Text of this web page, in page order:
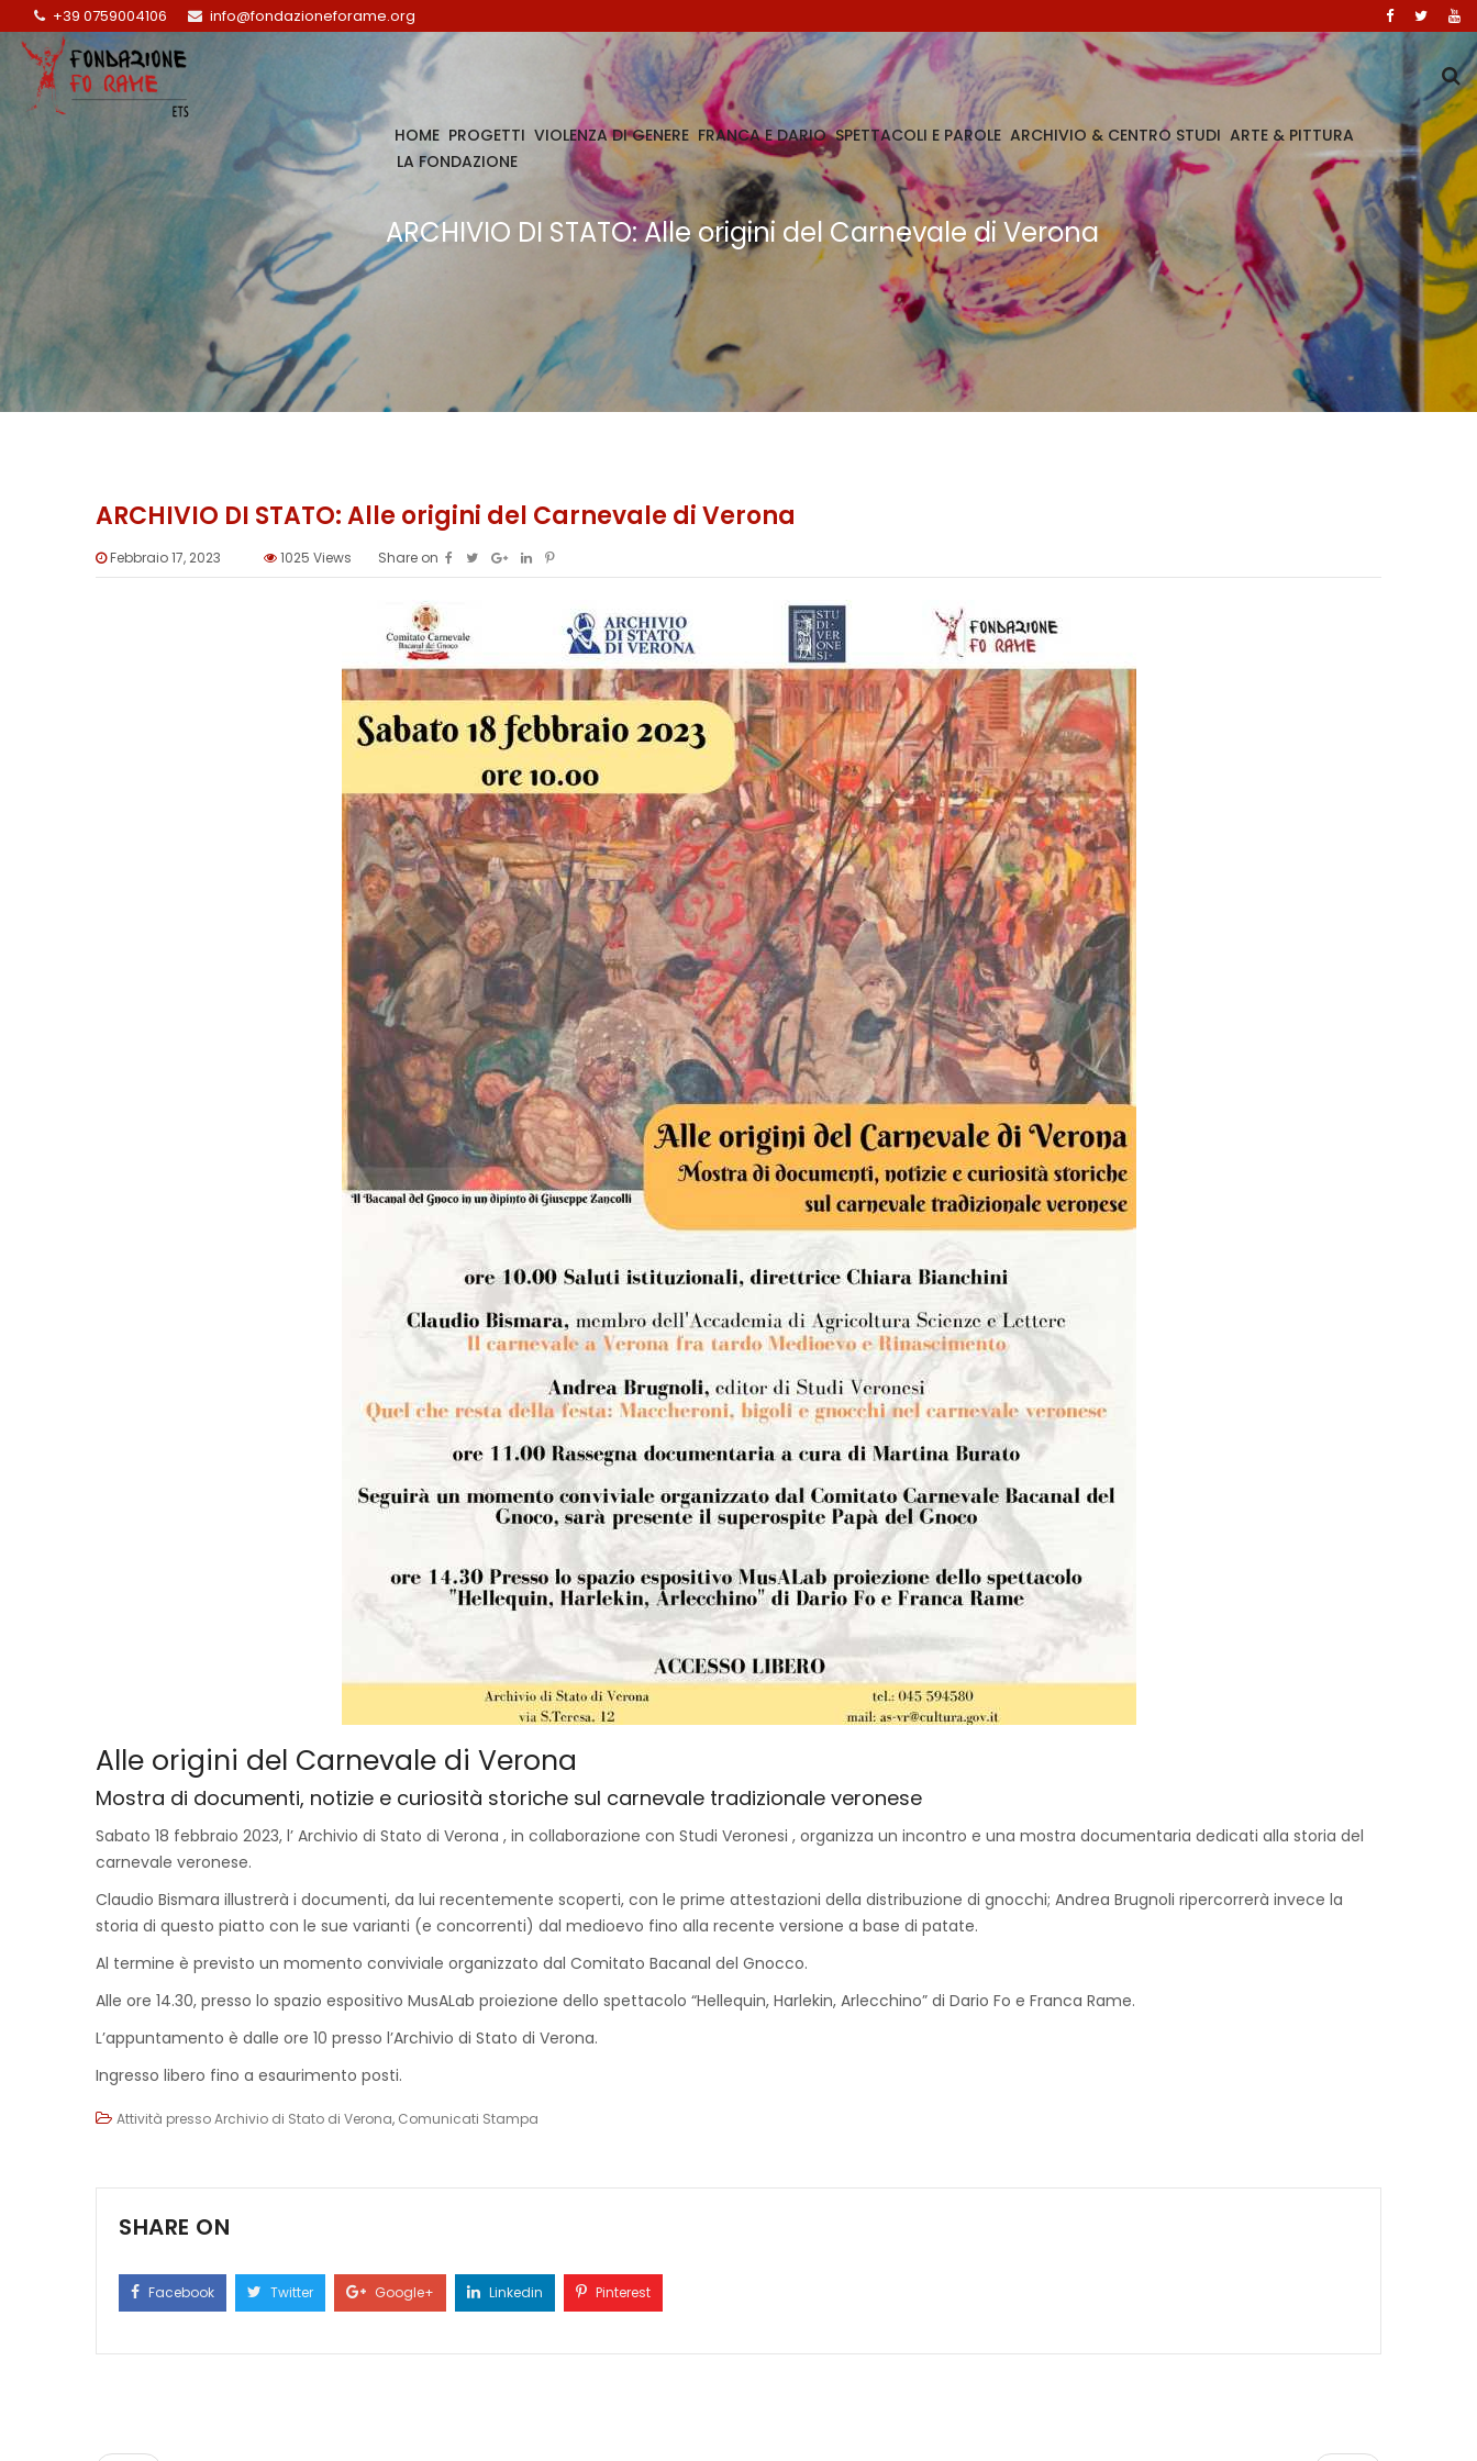
+39 0759004106 info@fondazioneforame.org
HOME PROGETTI VIOLENZA DI GENERE FRANCA E DARIO SPETTACOLI E PAROLE ARCHIVIO & CENTRO STUDI ARTE & PITTURA
LA FONDAZIONE
ARCHIVIO DI STATO: Alle origini del Carnevale di Verona
ARCHIVIO DI STATO: Alle origini del Carnevale di Verona
Febbraio 17, 2023 1025 Views Share on
Alle origini del Carnevale di Verona
Mostra di documenti, notizie e curiosità storiche sul carnevale tradizionale veronese
Sabato 18 febbraio 2023, l’ Archivio di Stato di Verona , in collaborazione con Studi Veronesi , organizza un incontro e una mostra documentaria dedicati alla storia del
carnevale veronese.
Claudio Bismara illustrerà i documenti, da lui recentemente scoperti, con le prime attestazioni della distribuzione di gnocchi; Andrea Brugnoli ripercorrerà invece la
storia di questo piatto con le sue varianti (e concorrenti) dal medioevo fino alla recente versione a base di patate.
Al termine è previsto un momento conviviale organizzato dal Comitato Bacanal del Gnocco.
Alle ore 14.30, presso lo spazio espositivo MusALab proiezione dello spettacolo “Hellequin, Harlekin, Arlecchino” di Dario Fo e Franca Rame.
L’appuntamento è dalle ore 10 presso l’Archivio di Stato di Verona.
Ingresso libero fino a esaurimento posti.
Attività presso Archivio di Stato di Verona, Comunicati Stampa
SHARE ON
Facebook Twitter Google+ Linkedin Pinterest
Post